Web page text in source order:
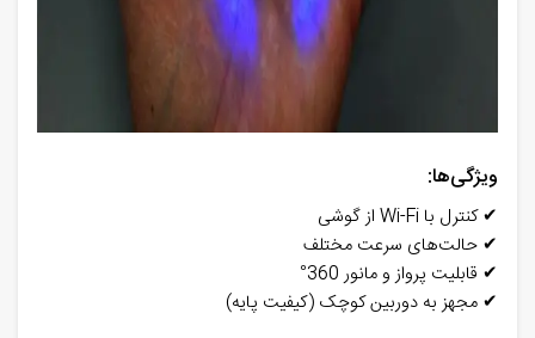
ویژگی‌ها:
✔کنترل با
از گوشی
✔ حالت‌های سرعت مختلف
✔ قابلیت پرواز و مانور 360
°
✔ مجهز به دوربین کوچک (کیفیت پایه)